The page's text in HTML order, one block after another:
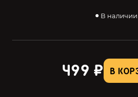
В наличии
В
499 ₽